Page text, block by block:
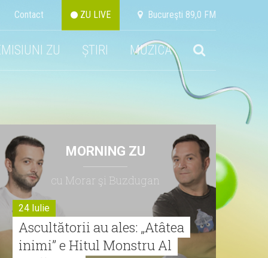
Contact ZU LIVE Bucureşti 89,0 FM
ZU ȘTIRI MUZICA
MORNING ZU
cu Morar şi Buzdugan
24 Iulie
Ascultătorii au ales: „Atâtea
inimi” e Hitul Monstru Al